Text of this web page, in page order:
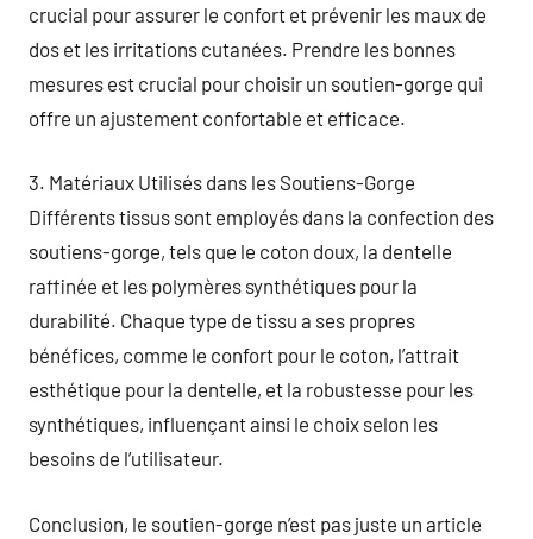
crucial pour assurer le confort et prévenir les maux de
dos et les irritations cutanées. Prendre les bonnes
mesures est crucial pour choisir un soutien-gorge qui
offre un ajustement confortable et efficace.
3. Matériaux Utilisés dans les Soutiens-Gorge
Différents tissus sont employés dans la confection des
soutiens-gorge, tels que le coton doux, la dentelle
raffinée et les polymères synthétiques pour la
durabilité. Chaque type de tissu a ses propres
bénéfices, comme le confort pour le coton, l’attrait
esthétique pour la dentelle, et la robustesse pour les
synthétiques, influençant ainsi le choix selon les
besoins de l’utilisateur.
Conclusion, le soutien-gorge n’est pas juste un article